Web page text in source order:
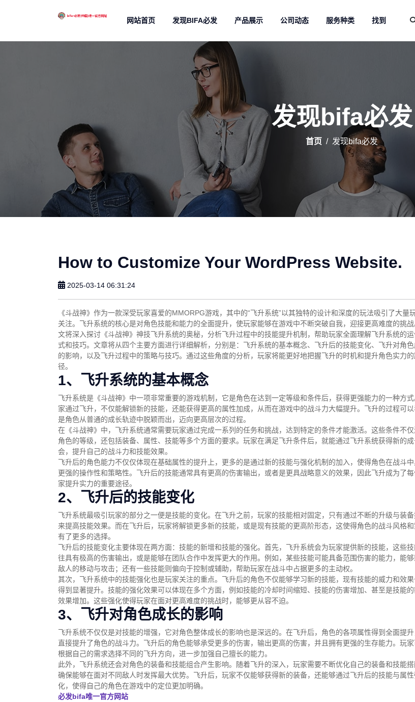
网站首页 发现BIFA必发 产品展示 公司动态 服务种类 找到
发现bifa必发
首页 发现bifa必发
How to Customize Your WordPress Website.
2025-03-14 06:31:24
《斗战神》作为一款深受玩家喜爱的MMORPG游戏，其中的“飞升系统”以其独特的设计和深度的玩法吸引了大量
关注。飞升系统的核心是对角色技能和能力的全面提升，使玩家能够在游戏中不断突破自我，迎接更高难度的挑
文将深入探讨《斗战神》神技飞升系统的奥秘，分析飞升过程中的技能提升机制，帮助玩家全面理解飞升系统的运
式和技巧。文章将从四个主要方面进行详细解析，分别是：飞升系统的基本概念、飞升后的技能变化、飞升对角
的影响，以及飞升过程中的策略与技巧。通过这些角度的分析，玩家将能更好地把握飞升的时机和提升角色实力
径。
1、飞升系统的基本概念
飞升系统是《斗战神》中一项非常重要的游戏机制，它是角色在达到一定等级和条件后，获得更强能力的一种方
家通过飞升，不仅能解锁新的技能，还能获得更高的属性加成，从而在游戏中的战斗力大幅提升。飞升的过程可
是角色从普通的成长轨迹中脱颖而出，迈向更高层次的过程。
在《斗战神》中，飞升系统通常需要玩家通过完成一系列的任务和挑战，达到特定的条件才能激活。这些条件不仅
角色的等级，还包括装备、属性、技能等多个方面的要求。玩家在满足飞升条件后，就能通过飞升系统获得新的
会，提升自己的战斗力和技能效果。
飞升后的角色能力不仅仅体现在基础属性的提升上，更多的是通过新的技能与强化机制的加入，使得角色在战斗
更强的操作性和策略性。飞升后的技能通常具有更高的伤害输出，或者是更具战略意义的效果，因此飞升成为了
家提升实力的重要途径。
2、飞升后的技能变化
飞升系统最吸引玩家的部分之一便是技能的变化。在飞升之前，玩家的技能相对固定，只有通过不断的升级与装
来提高技能效果。而在飞升后，玩家将解锁更多新的技能，或是现有技能的更高阶形态，这使得角色的战斗风格
有了更多的选择。
飞升后的技能变化主要体现在两方面：技能的新增和技能的强化。首先，飞升系统会为玩家提供新的技能，这些技
往具有极高的伤害输出，或是能够在团队合作中发挥更大的作用。例如，某些技能可能具备范围伤害的能力，能够
敌人的移动与攻击；还有一些技能则偏向于控制或辅助，帮助玩家在战斗中占据更多的主动权。
其次，飞升系统中的技能强化也是玩家关注的重点。飞升后的角色不仅能够学习新的技能，现有技能的威力和效
得到显著提升。技能的强化效果可以体现在多个方面，例如技能的冷却时间缩短、技能的伤害增加、甚至是技能
效果增加。这些强化使得玩家在面对更高难度的挑战时，能够更从容不迫。
3、飞升对角色成长的影响
飞升系统不仅仅是对技能的增强，它对角色整体成长的影响也是深远的。在飞升后，角色的各项属性得到全面提
直接提升了角色的战斗力。飞升后的角色能够承受更多的伤害，输出更高的伤害，并且拥有更强的生存能力。玩家
根据自己的需求选择不同的飞升方向，进一步加强自己擅长的能力。
此外，飞升系统还会对角色的装备和技能组合产生影响。随着飞升的深入，玩家需要不断优化自己的装备和技能搭
确保能够在面对不同敌人时发挥最大优势。飞升后，玩家不仅能够获得新的装备，还能够通过飞升后的技能与属性
化，使得自己的角色在游戏中的定位更加明确。
必发bifa唯一官方网站